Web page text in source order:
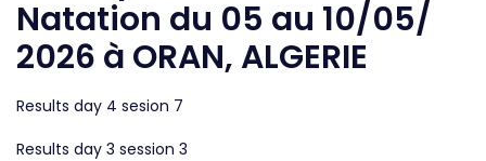
Natation du 05 au 10/05/
2026 à ORAN, ALGERIE
Results day 4 sesion 7
Results day 3 session 3